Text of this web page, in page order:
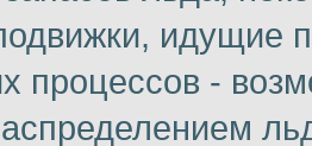
идущие
процессов -